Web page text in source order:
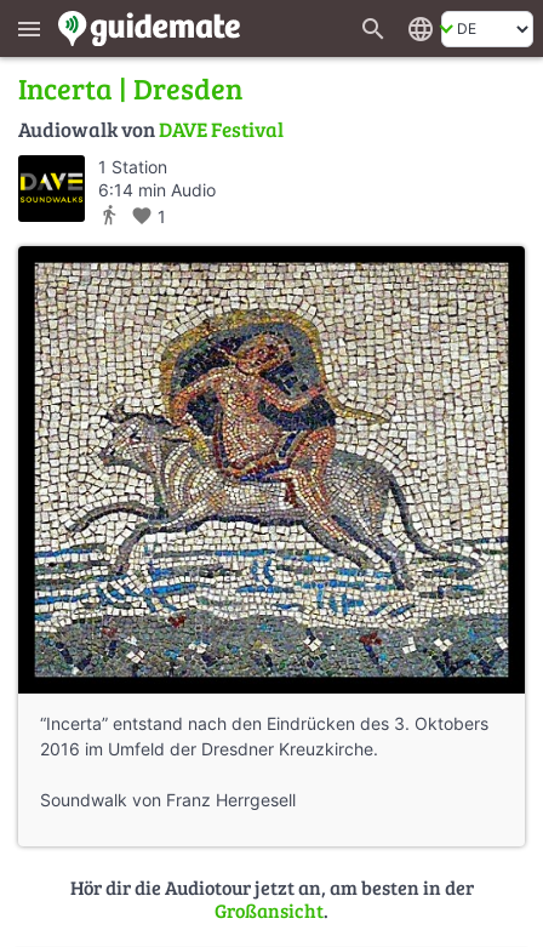
menu search language
Incerta | Dresden
Audiowalk vonDAVE Festival
1 Station
6:14 min Audio
directions_walk favorite 1
“Incerta” entstand nach den Eindrücken des 3. Oktobers
2016 im Umfeld der Dresdner Kreuzkirche.
Soundwalk von Franz Herrgesell
Hör dir die Audiotour jetzt an, am besten in der
Großansicht.